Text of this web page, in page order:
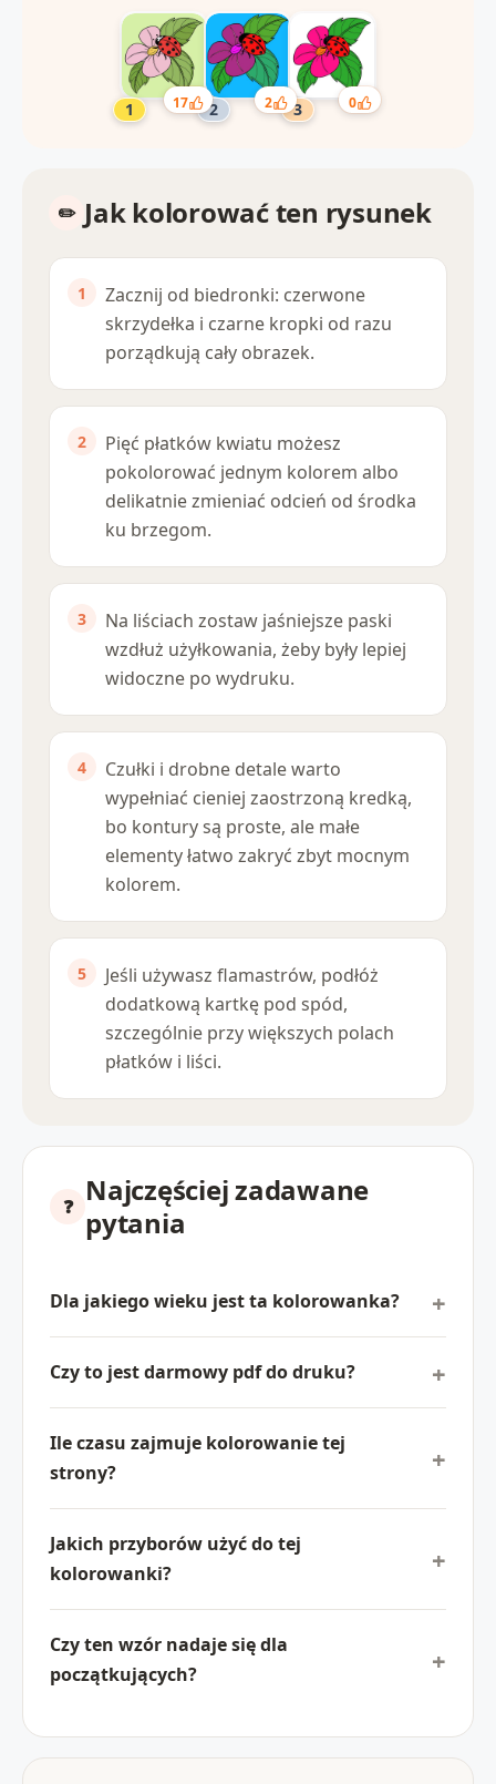
17 2 0
Jak kolorować ten rysunek
Zacznij od biedronki: czerwone
skrzydełka i czarne kropki od razu
porządkują cały obrazek.
Pięć płatków kwiatu możesz
pokolorować jednym kolorem albo
delikatnie zmieniać odcień od środka
ku brzegom.
Na liściach zostaw jaśniejsze paski
wzdłuż użyłkowania, żeby były lepiej
widoczne po wydruku.
Czułki i drobne detale warto
wypełniać cieniej zaostrzoną kredką,
bo kontury są proste, ale małe
elementy łatwo zakryć zbyt mocnym
kolorem.
Jeśli używasz flamastrów, podłóż
dodatkową kartkę pod spód,
szczególnie przy większych polach
płatków i liści.
Najczęściej zadawane
pytania
Dla jakiego wieku jest ta kolorowanka?
Czy to jest darmowy pdf do druku?
Ile czasu zajmuje kolorowanie tej
strony?
Jakich przyborów użyć do tej
kolorowanki?
Czy ten wzór nadaje się dla
początkujących?